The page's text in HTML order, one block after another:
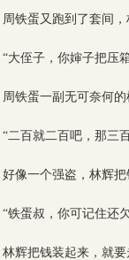
周铁蛋又跑到了套间
“大侄子，你婶子把压
周铁蛋一副无可奈何
“二百就二百吧，那三
好像一个强盗，林辉把
“铁蛋叔，你可记住还
林辉把钱装起来，就